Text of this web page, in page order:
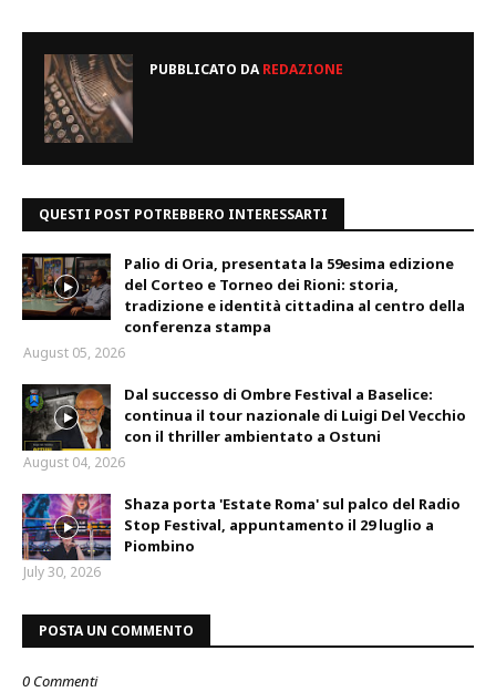
PUBBLICATO DAREDAZIONE
QUESTI POST POTREBBERO INTERESSARTI
Palio di Oria, presentata la 59esima edizione
del Corteo e Torneo dei Rioni: storia,
tradizione e identità cittadina al centro della
conferenza stampa
August 05, 2026
Dal successo di Ombre Festival a Baselice:
continua il tour nazionale di Luigi Del Vecchio
con il thriller ambientato a Ostuni
August 04, 2026
Shaza porta 'Estate Roma' sul palco del Radio
Stop Festival, appuntamento il 29 luglio a
Piombino
July 30, 2026
POSTA UN COMMENTO
0 Commenti